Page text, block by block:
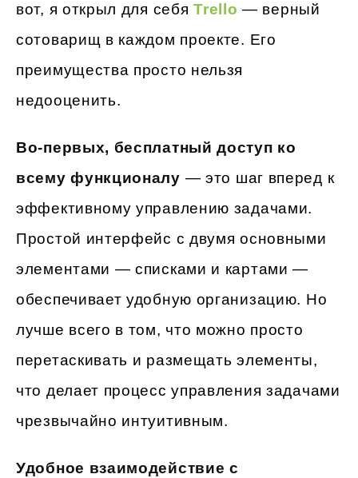
вот, я открыл для себяTrello — верный
сотоварищ в каждом проекте. Его
преимущества просто нельзя
недооценить.
Во-первых, бесплатный доступ ко
всему функционалу — это шаг вперед к
эффективному управлению задачами.
Простой интерфейс с двумя основными
элементами — списками и картами —
обеспечивает удобную организацию. Но
лучше всего в том, что можно просто
перетаскивать и размещать элементы,
что делает процесс управления задачами
чрезвычайно интуитивным.
Удобное взаимодействие с